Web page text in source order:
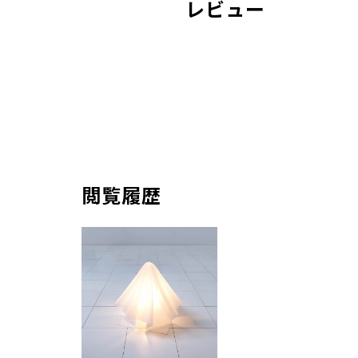
レビュー
閲覧履歴